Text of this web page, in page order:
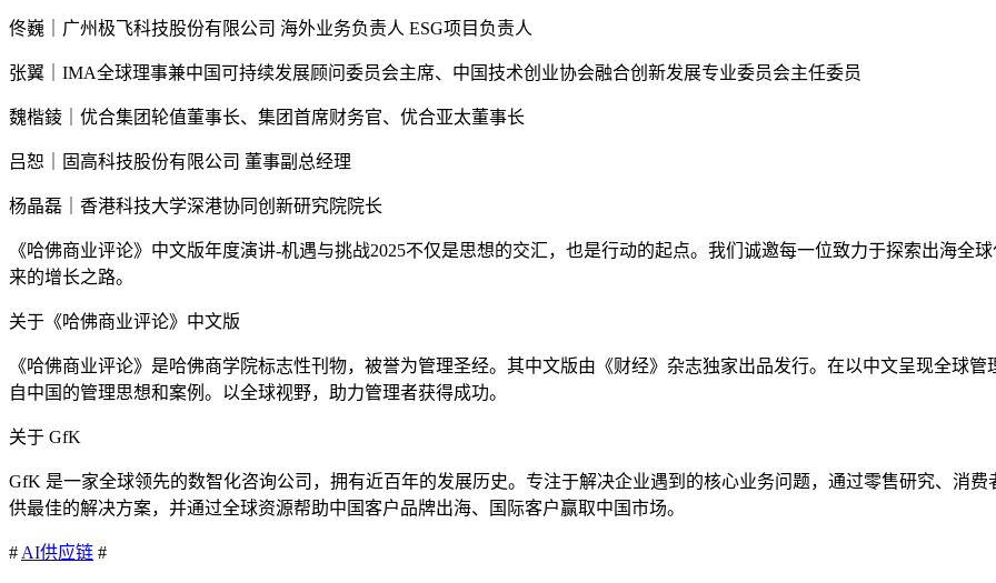
佟巍｜广州极飞科技股份有限公司 海外业务负责人 ESG项目负责人
张翼｜IMA全球理事兼中国可持续发展顾问委员会主席、中国技术创业协会融合创新发展专业委员会主任委员
魏楷錂｜优合集团轮值董事长、集团首席财务官、优合亚太董事长
吕恕｜固高科技股份有限公司 董事副总经理
杨晶磊｜香港科技大学深港协同创新研究院院长
《哈佛商业评论》中文版年度演讲-机遇与挑战2025不仅是思想的交汇，也是行动的起点。我们诚邀每一位致力于探索出海全
来的增长之路。
关于《哈佛商业评论》中文版
《哈佛商业评论》是哈佛商学院标志性刊物，被誉为管理圣经。其中文版由《财经》杂志独家出品发行。在以中文呈现全球
自中国的管理思想和案例。以全球视野，助力管理者获得成功。
关于 GfK
GfK 是一家全球领先的数智化咨询公司，拥有近百年的发展历史。专注于解决企业遇到的核心业务问题，通过零售研究、消
供最佳的解决方案，并通过全球资源帮助中国客户品牌出海、国际客户赢取中国市场。
# AI供应链 #